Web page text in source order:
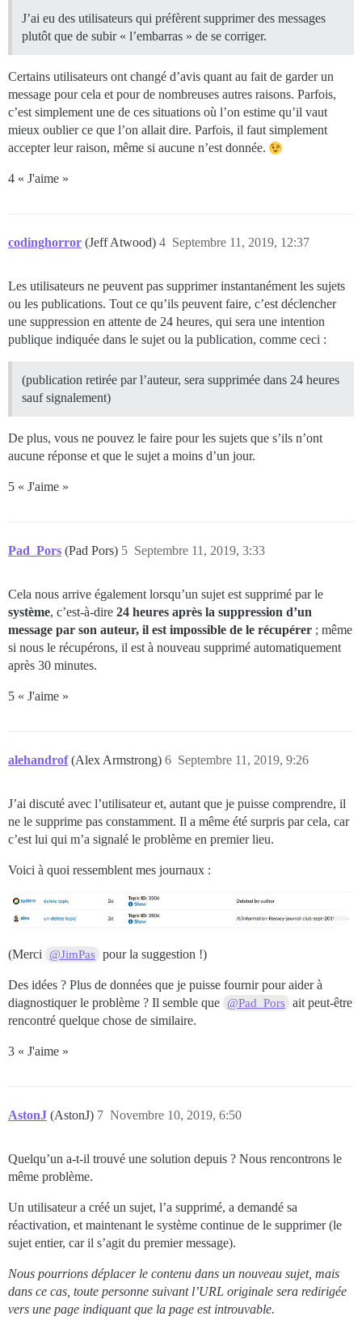
J’ai eu des utilisateurs qui préfèrent supprimer des messages
plutôt que de subir « l’embarras » de se corriger.
Certains utilisateurs ont changé d’avis quant au fait de garder un
message pour cela et pour de nombreuses autres raisons. Parfois,
c’est simplement une de ces situations où l’on estime qu’il vaut
mieux oublier ce que l’on allait dire. Parfois, il faut simplement
accepter leur raison, même si aucune n’est donnée.
4 « J'aime »
codinghorror (Jeff Atwood) Septembre 11, 2019, 12:37
4
Les utilisateurs ne peuvent pas supprimer instantanément les sujets
ou les publications. Tout ce qu’ils peuvent faire, c’est déclencher
une suppression en attente de 24 heures, qui sera une intention
publique indiquée dans le sujet ou la publication, comme ceci :
(publication retirée par l’auteur, sera supprimée dans 24 heures
sauf signalement)
De plus, vous ne pouvez le faire pour les sujets que s’ils n’ont
aucune réponse et que le sujet a moins d’un jour.
5 « J'aime »
Pad_Pors (Pad Pors) Septembre 11, 2019, 3:33
5
Cela nous arrive également lorsqu’un sujet est supprimé par le
système, c’est-à-dire 24 heures après la suppression d’un
message par son auteur, il est impossible de le récupérer ; même
si nous le récupérons, il est à nouveau supprimé automatiquement
après 30 minutes.
5 « J'aime »
alehandrof (Alex Armstrong) Septembre 11, 2019, 9:26
6
J’ai discuté avec l’utilisateur et, autant que je puisse comprendre, il
ne le supprime pas constamment. Il a même été surpris par cela, car
c’est lui qui m’a signalé le problème en premier lieu.
Voici à quoi ressemblent mes journaux :
(Merci @JimPas pour la suggestion !)
Des idées ? Plus de données que je puisse fournir pour aider à
diagnostiquer le problème ? Il semble que @Pad_Pors ait peut-être
rencontré quelque chose de similaire.
3 « J'aime »
AstonJ (AstonJ) Novembre 10, 2019, 6:50
7
Quelqu’un a-t-il trouvé une solution depuis ? Nous rencontrons le
même problème.
Un utilisateur a créé un sujet, l’a supprimé, a demandé sa
réactivation, et maintenant le système continue de le supprimer (le
sujet entier, car il s’agit du premier message).
Nous pourrions déplacer le contenu dans un nouveau sujet, mais
dans ce cas, toute personne suivant l’URL originale sera redirigée
vers une page indiquant que la page est introuvable.